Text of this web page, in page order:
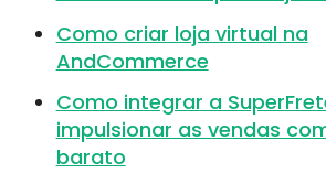
Como criar loja virtual na
AndCommerce
Como integrar a
impulsionar as vendas
barato